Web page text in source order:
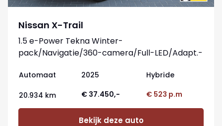
Nissan X-Trail
1.5 e-Power Tekna Winter-
pack/Navigatie/360-camera/Full-LED/Adapt.-
Automaat 2025 Hybride
20.934 km € 37.450,- € 523 p.m
Bekijk deze auto